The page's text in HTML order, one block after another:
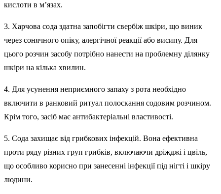
кислоти в м’язах.
3. Харчова сода здатна запобігти свербіж шкіри, що виник
через сонячного опіку, алергічної реакції або висипу. Для
цього розчин засобу потрібно нанести на проблемну ділянку
шкіри на кілька хвилин.
4. Для усунення неприємного запаху з рота необхідно
включити в ранковий ритуал полоскання содовим розчином.
Крім того, засіб має антибактеріальні властивості.
5. Сода захищає від грибкових інфекцій. Вона ефективна
проти ряду різних груп грибків, включаючи дріжджі і цвіль,
що особливо корисно при занесенні інфекції під нігті і шкіру
людини.